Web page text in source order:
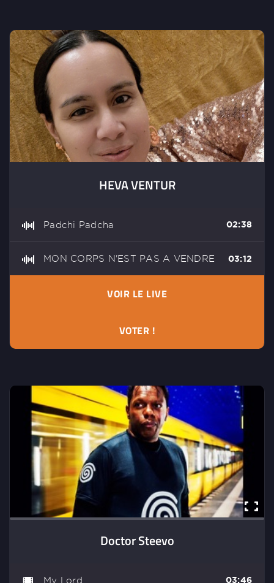
HEVA VENTUR
Padchi Padcha 02:38
MON CORPS N'EST PAS A VENDRE 03:12
VOIR LE LIVE
VOTER !
Doctor Steevo
My Lord 03:46